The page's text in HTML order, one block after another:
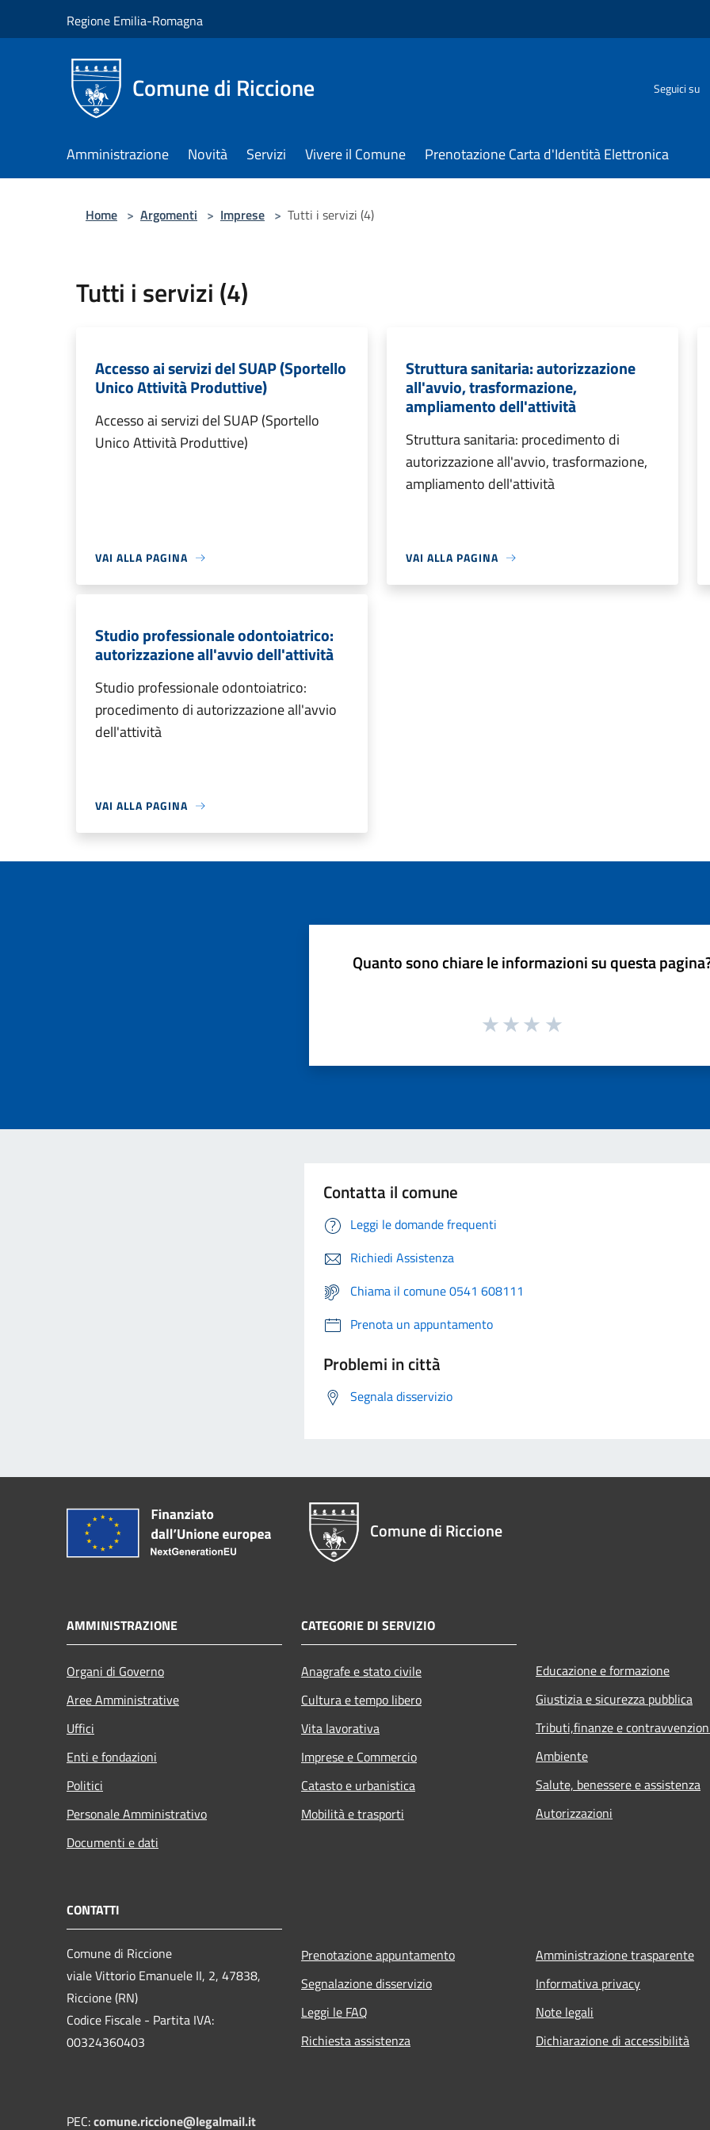
Regione Emilia-Romagna
Comune di Riccione Seguici su
Amministrazione Novità Servizi Vivere il Comune Prenotazione Carta d'Identità Elettronica
Home > Argomenti > Imprese > Tutti i servizi (4)
Tutti i servizi (4)
Accesso ai servizi del SUAP (Sportello
Unico Attività Produttive)
Accesso ai servizi del SUAP (Sportello
Unico Attività Produttive)
VAI ALLA PAGINA
Struttura sanitaria: autorizzazione
all'avvio, trasformazione,
ampliamento dell'attività
Struttura sanitaria: procedimento di
autorizzazione all'avvio, trasformazione,
ampliamento dell'attività
VAI ALLA PAGINA
Studio professionale odontoiatrico:
autorizzazione all'avvio dell'attività
Studio professionale odontoiatrico:
procedimento di autorizzazione all'avvio
dell'attività
VAI ALLA PAGINA
Quanto sono chiare le informazioni su questa
Contatta il comune
Leggi le domande frequenti
Richiedi Assistenza
Chiama il comune 0541 608111
Prenota un appuntamento
Problemi in città
Segnala disservizio
Comune di Riccione
AMMINISTRAZIONE
Organi di Governo
Aree Amministrative
Uffici
Enti e fondazioni
Politici
Personale Amministrativo
Documenti e dati
CATEGORIE DI SERVIZIO
Anagrafe e stato civile
Cultura e tempo libero
Vita lavorativa
Imprese e Commercio
Catasto e urbanistica
Mobilità e trasporti
Educazione e formazione
Giustizia e sicurezza pubblica
Tributi,finanze e
Ambiente
Salute, benessere e assistenza
Autorizzazioni
CONTATTI
Comune di Riccione
viale Vittorio Emanuele II, 2, 47838,
Riccione (RN)
Codice Fiscale - Partita IVA:
00324360403
PEC:comune.riccione@legalmail.it
Prenotazione appuntamento
Segnalazione disservizio
Leggi le FAQ
Richiesta assistenza
Amministrazione trasparente
Informativa privacy
Note legali
Dichiarazione di accessibilità